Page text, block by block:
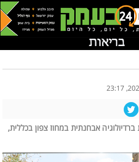
אבחנתית במחוז צפון בכללית,